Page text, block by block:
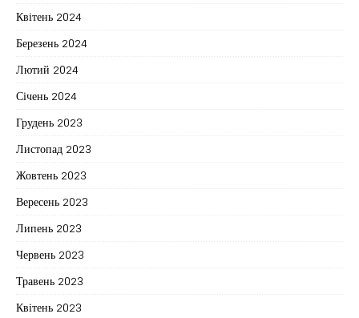
Квітень 2024
Березень 2024
Лютий 2024
Січень 2024
Грудень 2023
Листопад 2023
Жовтень 2023
Вересень 2023
Липень 2023
Червень 2023
Травень 2023
Квітень 2023